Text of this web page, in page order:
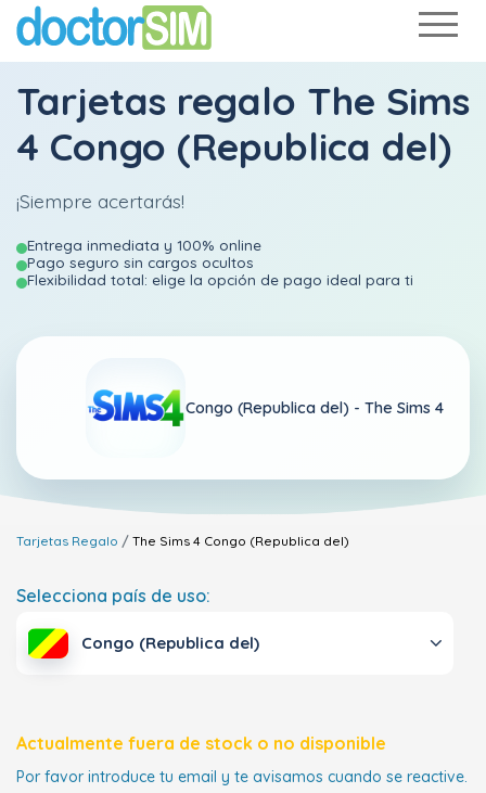
Tarjetas regalo The Sims
4 Congo (Republica del)
¡Siempre acertarás!
Entrega inmediata y 100% online
Pago seguro sin cargos ocultos
Flexibilidad total: elige la opción de pago ideal para ti
Congo (Republica del) - The Sims 4
Tarjetas Regalo The Sims 4 Congo (Republica del)
Selecciona país de uso:
Congo (Republica del)
Actualmente fuera de stock o no disponible
Por favor introduce tu email y te avisamos cuando se reactive.